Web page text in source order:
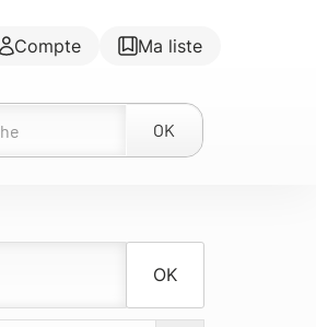
Compte Ma liste
OK
OK